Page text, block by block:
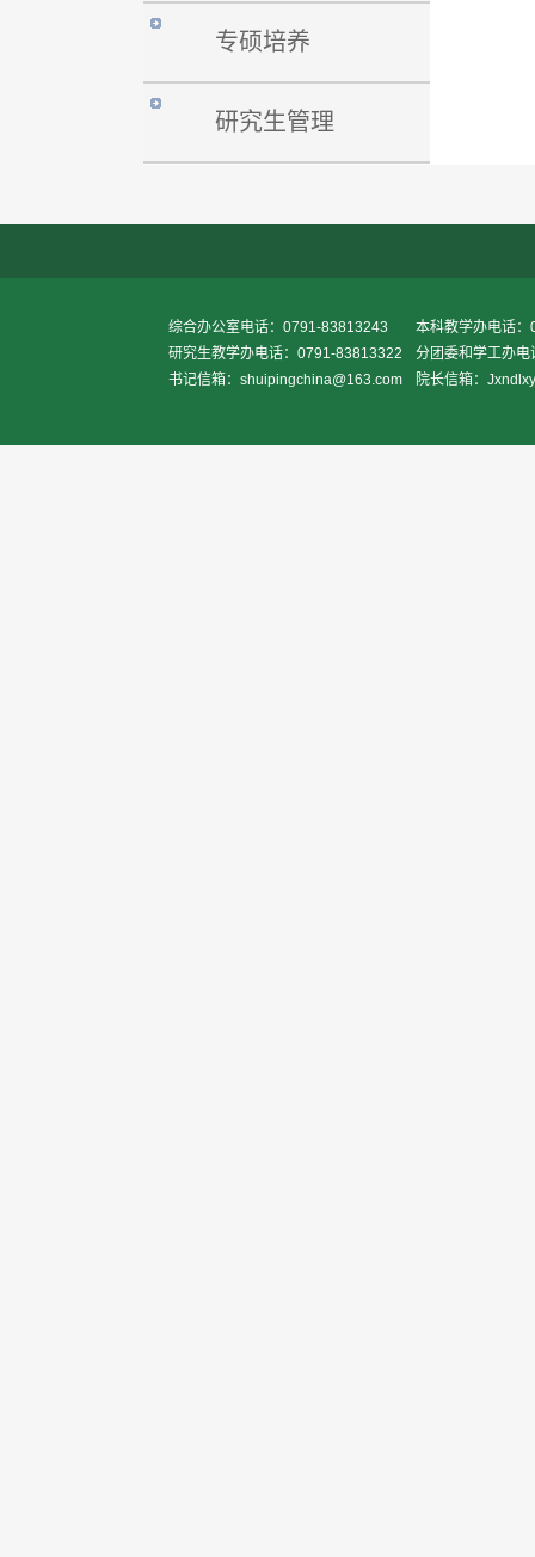
专硕培养
研究生管理
综合办公室电话：0791-83813243
本科教学办电话
研究生教学办电话：0791-83813322
分团委和学工办
书记信箱：shuipingchina@163.com
院长信箱：